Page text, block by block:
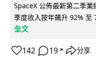
SpaceX 公佈最新第二季
季度收入按年飆升 92% 至
全文
142 19 ↗ 分享